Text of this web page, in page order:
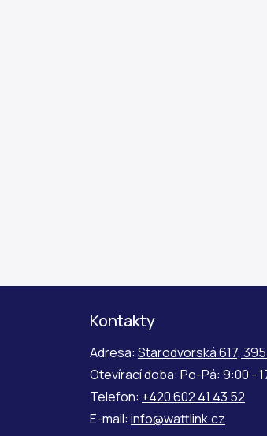
Kontakty
Adresa: Starodvorská 617,
Otevírací doba: Po-Pá: 9:00 -
Telefon: +420 602 41 43 52
E-mail: info@wattlink.cz